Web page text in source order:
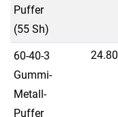
Puffer
(55 Sh)
60-40-3
Gummi-
Metall-
Puffer
24.80